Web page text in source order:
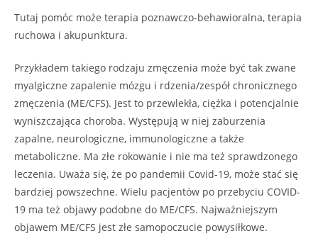
Tutaj pomóc może terapia poznawczo-behawioralna, terapia
ruchowa i akupunktura.
Przykładem takiego rodzaju zmęczenia może być tak zwane
myalgiczne zapalenie mózgu i rdzenia/zespół chronicznego
zmęczenia (ME/CFS). Jest to przewlekła, ciężka i potencjalnie
wyniszczająca choroba. Występują w niej zaburzenia
zapalne, neurologiczne, immunologiczne a także
metaboliczne. Ma złe rokowanie i nie ma też sprawdzonego
leczenia. Uważa się, że po pandemii Covid-19, może stać się
bardziej powszechne. Wielu pacjentów po przebyciu COVID-
19 ma też objawy podobne do ME/CFS. Najważniejszym
objawem ME/CFS jest złe samopoczucie powysiłkowe.